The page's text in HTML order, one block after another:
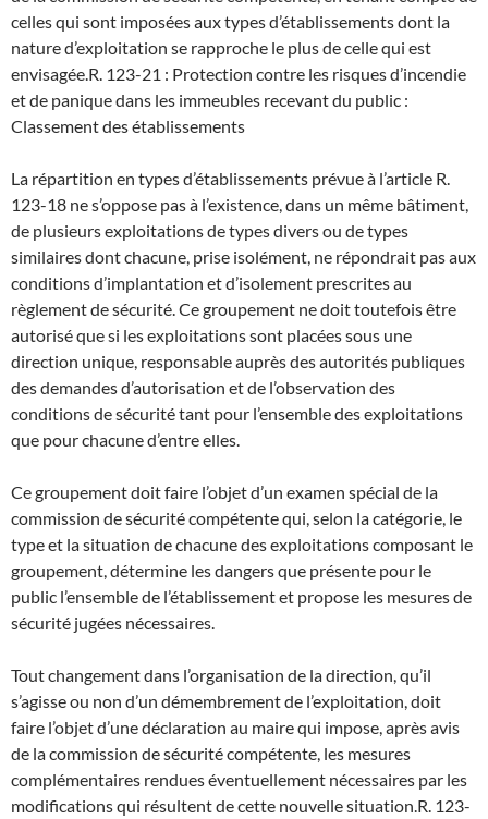
celles qui sont imposées aux types d’établissements dont la
nature d’exploitation se rapproche le plus de celle qui est
envisagée. R. 123-21 : Protection contre les risques d’incendie
et de panique dans les immeubles recevant du public :
Classement des établissements
La répartition en types d’établissements prévue à l’article R.
123-18 ne s’oppose pas à l’existence, dans un même bâtiment,
de plusieurs exploitations de types divers ou de types
similaires dont chacune, prise isolément, ne répondrait pas aux
conditions d’implantation et d’isolement prescrites au
règlement de sécurité. Ce groupement ne doit toutefois être
autorisé que si les exploitations sont placées sous une
direction unique, responsable auprès des autorités publiques
des demandes d’autorisation et de l’observation des
conditions de sécurité tant pour l’ensemble des exploitations
que pour chacune d’entre elles.
Ce groupement doit faire l’objet d’un examen spécial de la
commission de sécurité compétente qui, selon la catégorie, le
type et la situation de chacune des exploitations composant le
groupement, détermine les dangers que présente pour le
public l’ensemble de l’établissement et propose les mesures de
sécurité jugées nécessaires.
Tout changement dans l’organisation de la direction, qu’il
s’agisse ou non d’un démembrement de l’exploitation, doit
faire l’objet d’une déclaration au maire qui impose, après avis
de la commission de sécurité compétente, les mesures
complémentaires rendues éventuellement nécessaires par les
modifications qui résultent de cette nouvelle situation. R. 123-